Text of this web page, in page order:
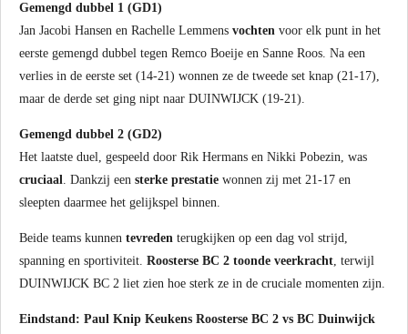
Gemengd dubbel 1 (GD1)
Jan Jacobi Hansen en Rachelle Lemmens vochten voor elk punt in het
eerste gemengd dubbel tegen Remco Boeije en Sanne Roos. Na een
verlies in de eerste set (14-21) wonnen ze de tweede set knap (21-17),
maar de derde set ging nipt naar DUINWIJCK (19-21).
Gemengd dubbel 2 (GD2)
Het laatste duel, gespeeld door Rik Hermans en Nikki Pobezin, was
cruciaal. Dankzij een sterke prestatie wonnen zij met 21-17 en
sleepten daarmee het gelijkspel binnen.
Beide teams kunnen tevreden terugkijken op een dag vol strijd,
spanning en sportiviteit. Roosterse BC 2 toonde veerkracht, terwijl
DUINWIJCK BC 2 liet zien hoe sterk ze in de cruciale momenten zijn.
Eindstand: Paul Knip Keukens Roosterse BC 2 vs BC Duinwijck